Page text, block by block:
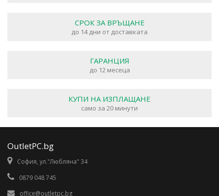
СРОК ЗА ВРЪЩАНЕ
до 14 дни от доставката
ГАРАНЦИЯ
до 12 месеца
КУПИ НА ИЗПЛАЩАНЕ
само за 20 минути
OutletPC.bg
София, ул."Любляна" 34
0879 048 745
office@outletpc.bg